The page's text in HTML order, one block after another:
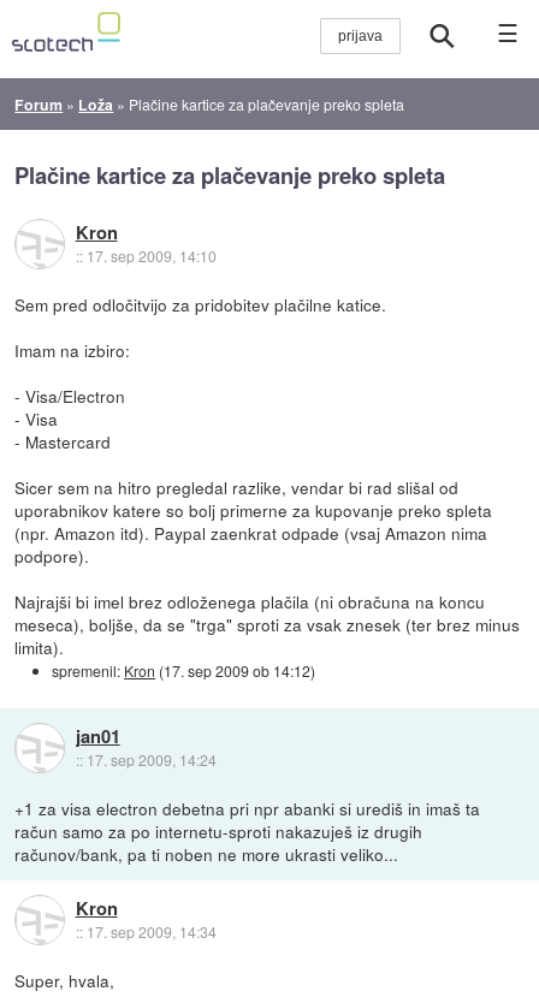
☰
Forum » Loža » Plačine kartice za plačevanje preko spleta
Plačine kartice za plačevanje preko spleta
Kron
:: 17. sep 2009, 14:10
Sem pred odločitvijo za pridobitev plačilne katice.
Imam na izbiro:
- Visa/Electron
- Visa
- Mastercard
Sicer sem na hitro pregledal razlike, vendar bi rad slišal od
uporabnikov katere so bolj primerne za kupovanje preko spleta
(npr. Amazon itd). Paypal zaenkrat odpade (vsaj Amazon nima
podpore).
Najrajši bi imel brez odloženega plačila (ni obračuna na koncu
meseca), boljše, da se "trga" sproti za vsak znesek (ter brez minus
limita).
spremenil: Kron (17. sep 2009 ob 14:12)
jan01
:: 17. sep 2009, 14:24
+1 za visa electron debetna pri npr abanki si urediš in imaš ta
račun samo za po internetu-sproti nakazuješ iz drugih
računov/bank, pa ti noben ne more ukrasti veliko...
Kron
:: 17. sep 2009, 14:34
Super, hvala,